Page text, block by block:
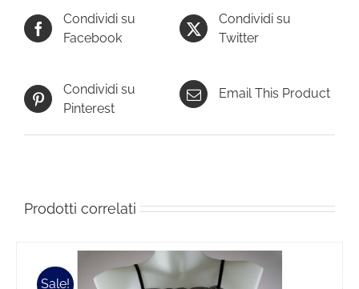
Condividi su
Facebook
Condividi su
Twitter
Condividi su
Pinterest
Email This Product
Prodotti correlati
Sale!